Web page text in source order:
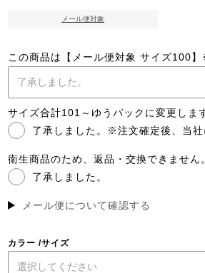
メール便対象
この商品は【メール便対象 サイズ100
サイズ合計101～ゆうパックに変更し
了承しました。※注文確定後、当社
衛生商品のため、返品・交換できませ
了承しました。
メール便について確認する
カラー サイズ